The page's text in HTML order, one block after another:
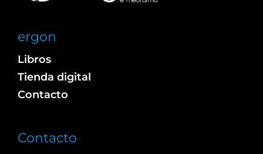
ergon
Libros
Tienda digital
Contacto
Contacto